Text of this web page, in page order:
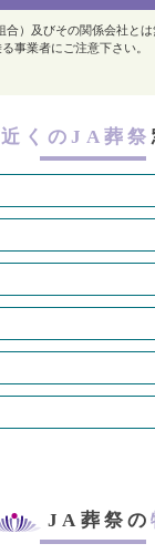
合）及びその関係会社と
事業者にご注意下さい。
くのJA葬祭
JA葬祭の